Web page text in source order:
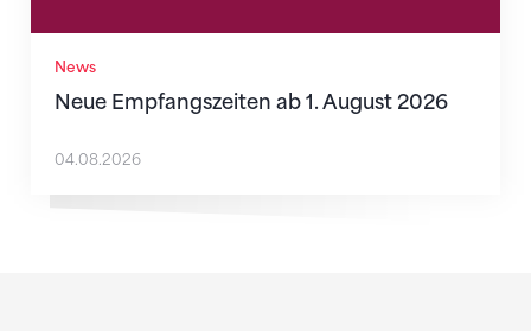
News
Neue Empfangszeiten ab 1. August 2026
04.08.2026